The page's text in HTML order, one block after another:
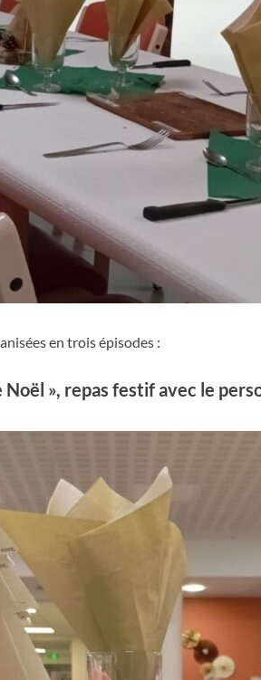
en trois épisodes :
Noël », repas festif avec le